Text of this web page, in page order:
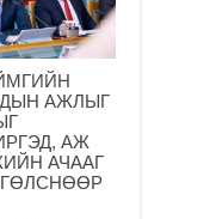
АЖЛЫГ
АЖ
АЧААГ